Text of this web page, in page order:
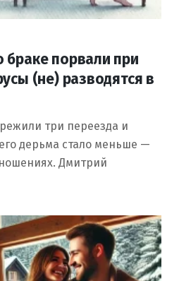
браке порвали при
(не) разводятся в
три переезда и
дерьма стало меньше —
Дмитрий